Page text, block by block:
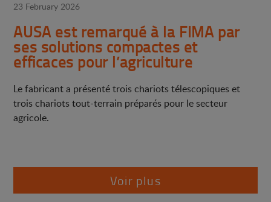
23 February 2026
AUSA est remarqué à la FIMA par
ses solutions compactes et
efficaces pour l’agriculture
Le fabricant a présenté trois chariots télescopiques et
trois chariots tout-terrain préparés pour le secteur
agricole.
Voir plus